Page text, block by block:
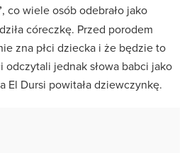
, co wiele osób odebrało jako
córeczkę. Przed porodem
zna płci dziecka i że będzie to
odczytali jednak słowa babci jako
El Dursi powitała dziewczynkę.